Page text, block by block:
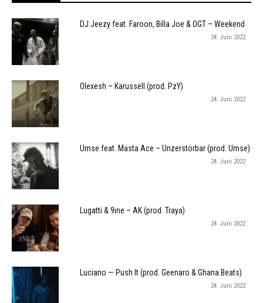
DJ Jeezy feat. Faroon, Billa Joe & OGT – Weekend
24. Juni 2022
Olexesh – Karussell (prod. PzY)
24. Juni 2022
Umse feat. Masta Ace – Unzerstörbar (prod. Umse)
24. Juni 2022
Lugatti & 9ine – AK (prod. Traya)
24. Juni 2022
Luciano — Push It (prod. Geenaro & Ghana Beats)
24. Juni 2022